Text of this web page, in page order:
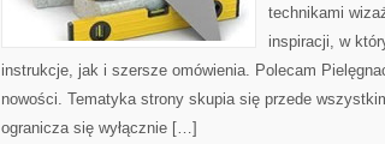
technikami
inspiracji, w
instrukcje, jak i szersze omówienia. Polecam
nowości. Tematyka strony skupia się przede
ogranicza się wyłącznie […]